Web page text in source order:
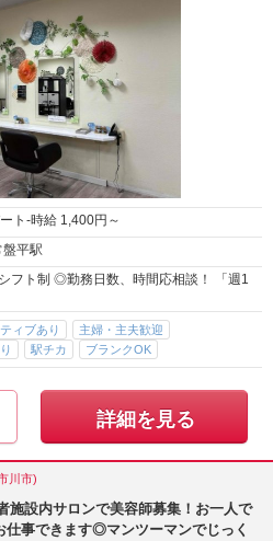
ト-時給 1,400円～
平駅
ィブあり
主婦・主夫歓迎
駅チカ ブランクOK
詳細を見る
川市)
施設内サロンで美容師募集！お一人で
事できます◎マンツーマンでじっく